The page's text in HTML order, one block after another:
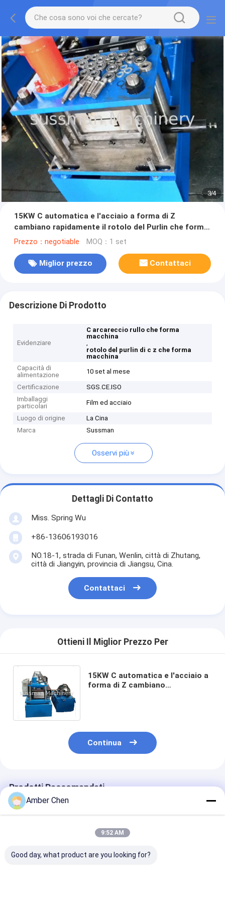
3/4
15KW C automatica e l'acciaio a forma di Z
cambiano rapidamente il rotolo del Purlin che forma
la macchina
Prezzo：negotiable MOQ：1 set
Miglior prezzo Contattaci
Descrizione Di Prodotto
Evidenziare
C arcareccio rullo che forma
macchina
,
rotolo del purlin di c z che forma
macchina
Capacità di
alimentazione
10 set al mese
Certificazione
SGS.CE.ISO
Imballaggi
particolari
Film ed acciaio
Luogo di origine
La Cina
Marca
Sussman
Osservi più
Dettagli Di Contatto
Miss. Spring Wu
+86-13606193016
NO.18-1, strada di Funan, Wenlin, città di Zhutang,
città di Jiangyin, provincia di Jiangsu, Cina.
Contattaci
Ottieni Il Miglior Prezzo Per
15KW C automatica e l'acciaio a
forma di Z cambiano
Continua
Prodotti Raccomandati
Amber Chen
9:52 AM
Good day, what product are you looking for?